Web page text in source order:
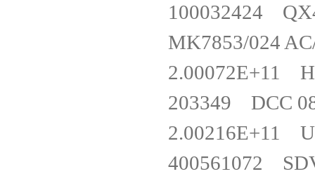
100032424
MK7853/024
2.00072E+11
203349
400561072